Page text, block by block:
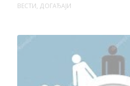
ВЕСТИ, ДОГАЂАЈИ